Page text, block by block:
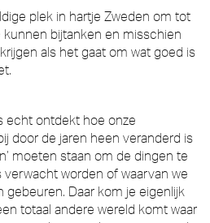
plek in hartje Zweden om tot
bijtanken en misschien
als het gaat om wat goed is
echt ontdekt hoe onze
door de jaren heen veranderd is
moeten staan om de dingen te
worden of waarvan we
Daar kom je eigenlijk
totaal andere wereld komt waar